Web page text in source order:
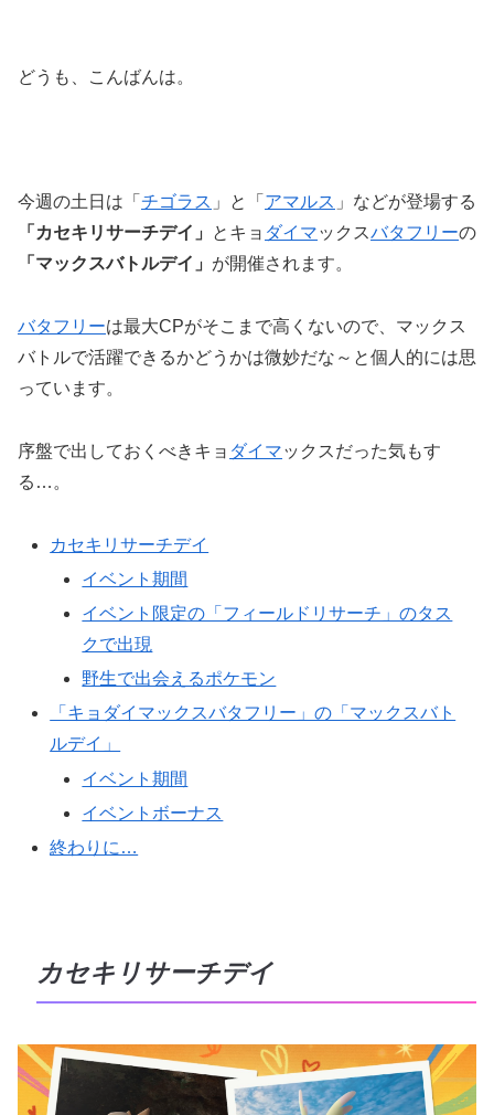
どうも、こんばんは。
今週の土日は「 チゴラス 」と「 アマルス 」などが登場する
「カセキリサーチデイ」
とキョ ダイマックスバタフリーの
「マックスバトルデイ」 が開催されます。
バタフリーは最大CPがそこまで高くないので、マックス
バトルで活躍できるかどうかは微妙だな～と個人的には思
っています。
序盤で出しておくべきキョ ダイマックスだった気もす
る…。
カセキリサーチデイ
イベント期間
イベント限定の「フィールドリサーチ」のタス
クで出現
野生で出会えるポケモン
「キョダイマックスバタフリー」の「マックスバト
ルデイ」
イベント期間
イベントボーナス
終わりに…
カセキリサーチデイ